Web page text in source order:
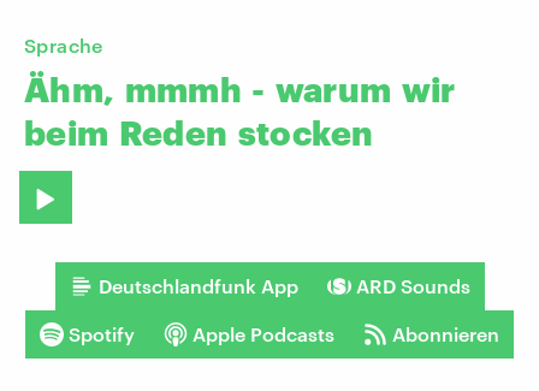
Sprache
Ähm, mmmh - warum wir
beim Reden stocken
Deutschlandfunk App ARD Sounds
Spotify Apple Podcasts Abonnieren